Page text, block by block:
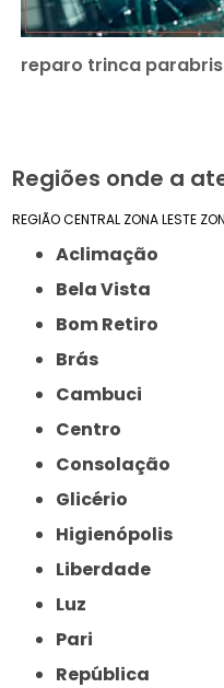
reparo trinca
Regiões onde a
REGIÃO CENTRAL ZONA LESTE
Aclimação
Bela Vista
Bom Retiro
Brás
Cambuci
Centro
Consolação
Glicério
Higienópolis
Liberdade
Luz
Pari
República